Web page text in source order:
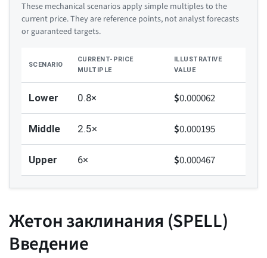
These mechanical scenarios apply simple multiples to the
current price. They are reference points, not analyst forecasts
or guaranteed targets.
SCENARIO
CURRENT-PRICE
MULTIPLE
ILLUSTRATIVE
VALUE
Lower 0.8× $0.000062
Middle 2.5× $0.000195
Upper 6× $0.000467
Жетон заклинания (SPELL)
Введение